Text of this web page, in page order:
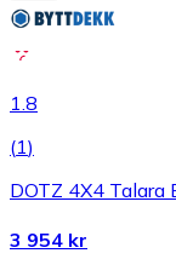
1.8
(1)
DOTZ 4X4
3 954 kr